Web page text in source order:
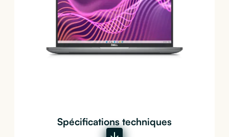
Spécifications techniques